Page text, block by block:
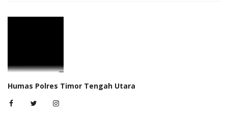
Humas Polres Timor Tengah Utara